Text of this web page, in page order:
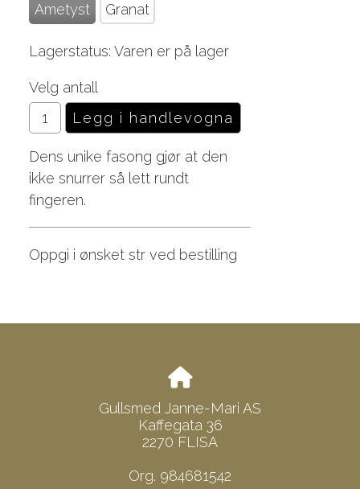
Ametyst
Granat
Lagerstatus: Varen er på lager
Velg antall
Dens unike fasong gjør at den
ikke snurrer så lett rundt
fingeren.
Oppgi i ønsket str ved bestilling
Gullsmed Janne-Mari AS
Kaffegata 36
2270 FLISA
Org. 984681542